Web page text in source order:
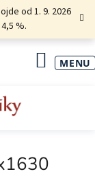
od 1. 9. 2026
%.